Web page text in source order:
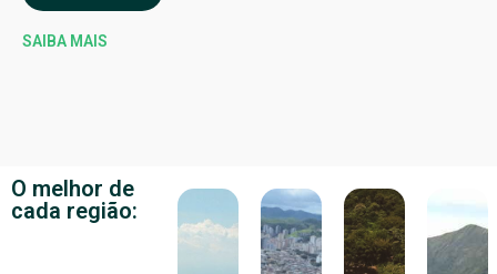
SAIBA MAIS
O melhor de
cada região: